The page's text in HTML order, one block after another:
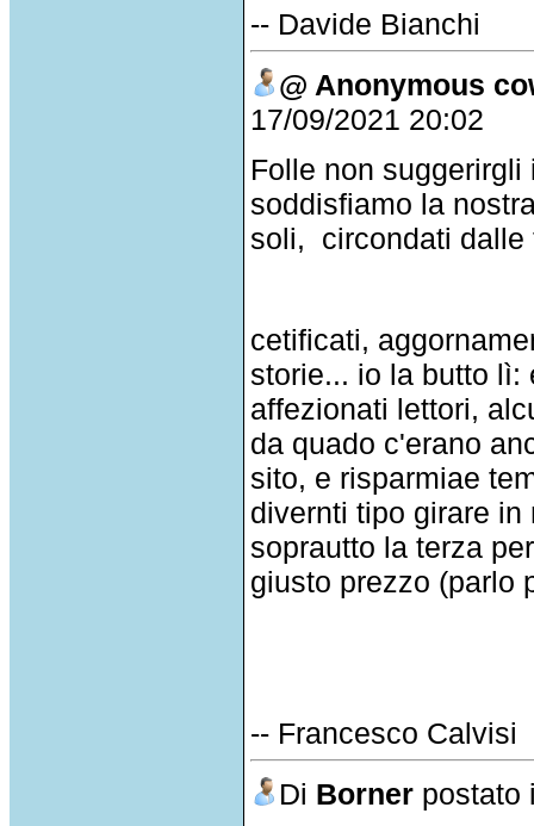
-- Davide Bianchi
@ Anonymous
17/09/2021 20:02
Folle non
soddisfiamo la
soli, circondati
cetificati,
storie... io la butto lì:
affezionati lettori,
da quado c'erano
sito, e risparmiae
divernti tipo girare
soprautto la terza
giusto prezzo (parlo
-- Francesco Calvisi
Di Borner postato